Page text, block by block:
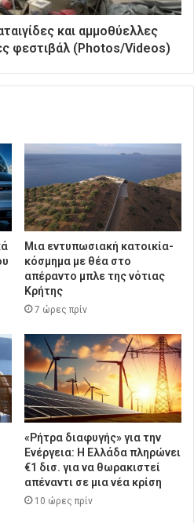
και αμμοθύελλες
φεστιβάλ (Photos/Videos)
Μια εντυπωσιακή κατοικία-
κόσμημα με θέα στο
απέραντο μπλε της νότιας
Κρήτης
7 ώρες πρίν
«Ρήτρα διαφυγής» για την
Ενέργεια: Η Ελλάδα πληρώνει
€1 δισ. για να θωρακιστεί
απέναντι σε μια νέα κρίση
10 ώρες πρίν